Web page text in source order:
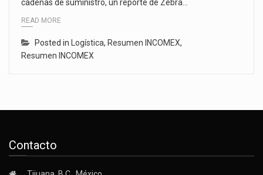
cadenas de suministro, un reporte de Zebra…
READ MORE
Posted in Logística, Resumen INCOMEX,
Resumen INCOMEX
Contacto